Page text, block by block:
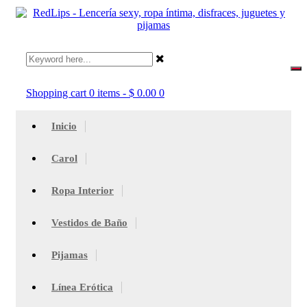
Shopping cart 0 items - $ 0.00 0
Inicio
Carol
Ropa Interior
Vestidos de Baño
Pijamas
Línea Erótica